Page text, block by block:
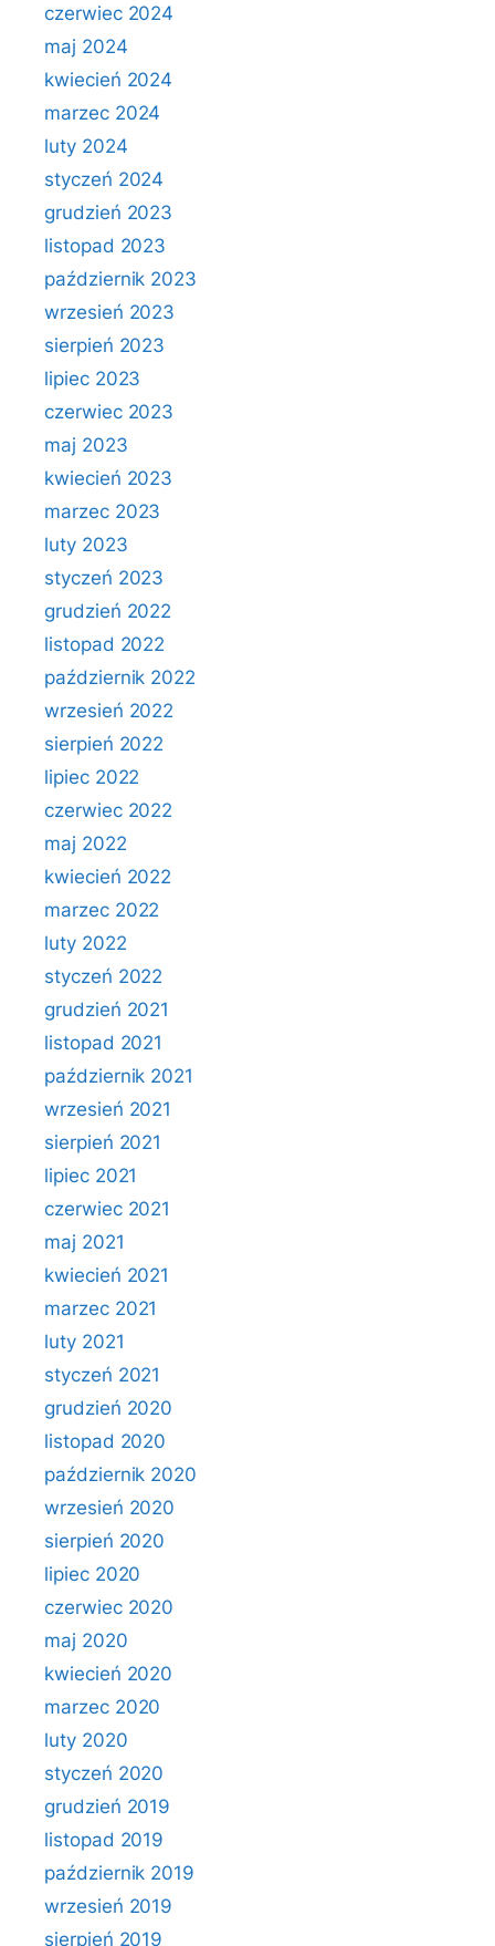
czerwiec 2024
maj 2024
kwiecień 2024
marzec 2024
luty 2024
styczeń 2024
grudzień 2023
listopad 2023
październik 2023
wrzesień 2023
sierpień 2023
lipiec 2023
czerwiec 2023
maj 2023
kwiecień 2023
marzec 2023
luty 2023
styczeń 2023
grudzień 2022
listopad 2022
październik 2022
wrzesień 2022
sierpień 2022
lipiec 2022
czerwiec 2022
maj 2022
kwiecień 2022
marzec 2022
luty 2022
styczeń 2022
grudzień 2021
listopad 2021
październik 2021
wrzesień 2021
sierpień 2021
lipiec 2021
czerwiec 2021
maj 2021
kwiecień 2021
marzec 2021
luty 2021
styczeń 2021
grudzień 2020
listopad 2020
październik 2020
wrzesień 2020
sierpień 2020
lipiec 2020
czerwiec 2020
maj 2020
kwiecień 2020
marzec 2020
luty 2020
styczeń 2020
grudzień 2019
listopad 2019
październik 2019
wrzesień 2019
sierpień 2019